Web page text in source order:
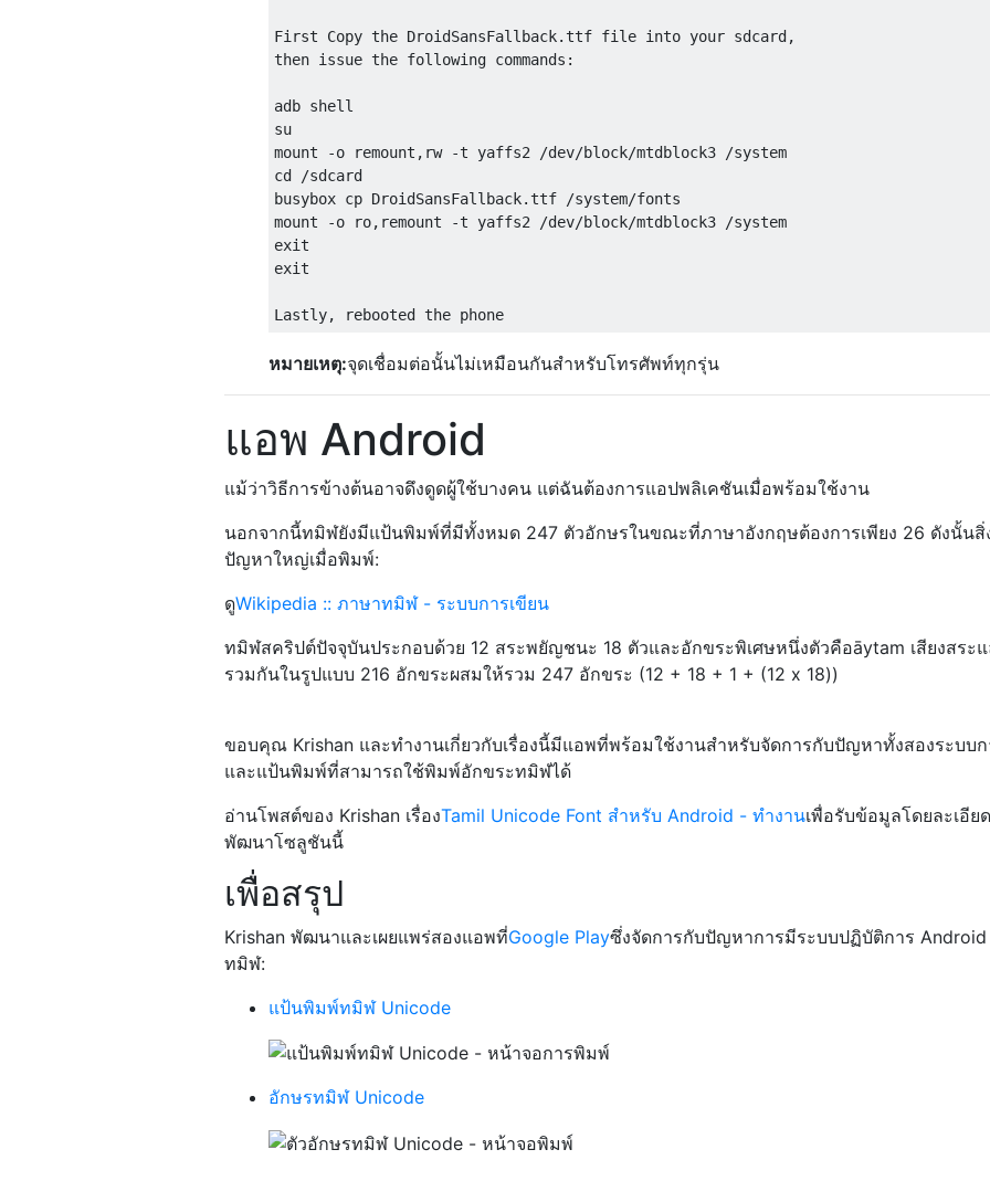
First Copy the DroidSansFallback.ttf file into your sdcard,
then issue the following commands:
adb shell
su
mount -o remount,rw -t yaffs2 /dev/block/mtdblock3 /system
cd /sdcard
busybox cp DroidSansFallback.ttf /system/fonts
mount -o ro,remount -t yaffs2 /dev/block/mtdblock3 /system
exit
exit
หมายเหตุ:จุดเชื่อมต่อนั้นไม่เหมือนกันสำหรับโทรศัพท์ทุกรุ่น
แอพ Android
แม้ว่าวิธีการข้างต้นอาจดึงดูดผู้ใช้บางคน แต่ฉันต้องการแอปพลิเคชันเมื่อพร้อมใช้งาน
นอกจากนี้ทมิฬยังมีแป้นพิมพ์ที่มีทั้งหมด 247 ตัวอักษรในขณะที่ภาษาอังกฤษต้องการเพียง 26 ดังนั้นสิ่
ปัญหาใหญ่เมื่อพิมพ์:
ดูWikipedia :: ภาษาทมิฬ - ระบบการเขียน
ทมิฬสคริปต์ปัจจุบันประกอบด้วย 12 สระพยัญชนะ 18 ตัวและอักขระพิเศษหนึ่งตัวคือāytam เสียงสระ
รวมกันในรูปแบบ 216 อักขระผสมให้รวม 247 อักขระ (12 + 18 + 1 + (12 x 18))
ขอบคุณ Krishan และทำงานเกี่ยวกับเรื่องนี้มีแอพที่พร้อมใช้งานสำหรับจัดการกับปัญหาทั้งสองระบบ
และแป้นพิมพ์ที่สามารถใช้พิมพ์อักขระทมิฬได้
อ่านโพสต์ของ Krishan เรื่องTamil Unicode Font สำหรับ Android - ทำงานเพื่อรับข้อมูลโดยละเอีย
พัฒนาโซลูชันนี้
เพื่อสรุป
Krishan พัฒนาและเผยแพร่สองแอพที่Google Playซึ่งจัดการกับปัญหาการมีระบบปฏิบัติการ
ทมิฬ:
แป้นพิมพ์ทมิฬ Unicode
อักษรทมิฬ Unicode